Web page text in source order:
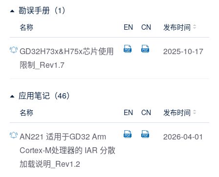
勘误手册（1）
名称 EN CN 发布时间
GD32H73x&H75x芯片使用
限制_Rev1.7
2025-10-17
应用笔记（46）
名称 EN CN 发布时间
AN221 适用于GD32 Arm
Cortex-M处理器的 IAR 分散
加载说明_Rev1.2
2026-04-01